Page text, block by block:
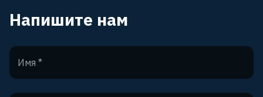
Напишите нам